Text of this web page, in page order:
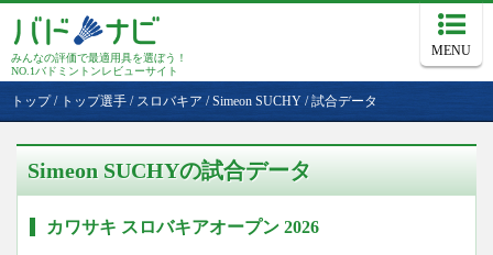
みんなの評価で最適用具を選ぼう！
NO.1バドミントンレビューサイト
MENU
トップ/ トップ選手 / スロバキア /Simeon SUCHY /試合データ
Simeon SUCHYの試合データ
カワサキ スロバキアオープン 2026